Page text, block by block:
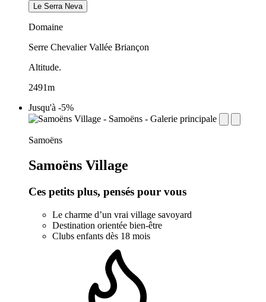
Le Serra Neva
Domaine
Serre Chevalier Vallée Briançon
Altitude.
2491m
Jusqu'à -5%
establishment.station_label:
Samoëns
Samoëns Village
Ces petits plus, pensés pour vous
Le charme d’un vrai village savoyard
Destination orientée bien-être
Clubs enfants dès 18 mois